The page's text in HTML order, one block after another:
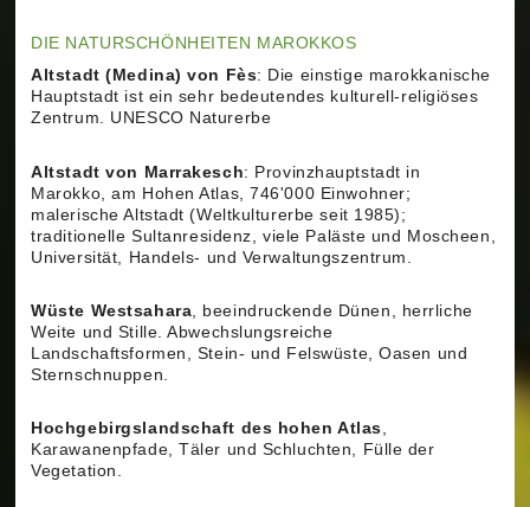
DIE NATURSCHÖNHEITEN MAROKKOS
Altstadt (Medina) von Fès: Die einstige marokkanische
Hauptstadt ist ein sehr bedeutendes kulturell-religiöses
Zentrum. UNESCO Naturerbe
Altstadt von Marrakesch: Provinzhauptstadt in
Marokko, am Hohen Atlas, 746'000 Einwohner;
malerische Altstadt (Weltkulturerbe seit 1985);
traditionelle Sultanresidenz, viele Paläste und Moscheen,
Universität, Handels- und Verwaltungszentrum.
Wüste Westsahara , beeindruckende Dünen, herrliche
Weite und Stille. Abwechslungsreiche
Landschaftsformen, Stein- und Felswüste, Oasen und
Sternschnuppen.
Hochgebirgslandschaft des hohen Atlas,
Karawanenpfade, Täler und Schluchten, Fülle der
Vegetation.